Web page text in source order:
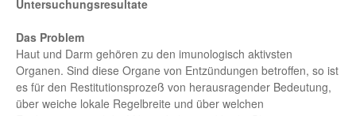
Untersuchungsresultate
Das Problem
Haut und Darm gehören zu den imunologisch aktivsten
Organen. Sind diese Organe von Entzündungen betroffen, so ist
es für den Restitutionsprozeß von herausragender Bedeutung,
über weiche lokale Regelbreite und über welchen